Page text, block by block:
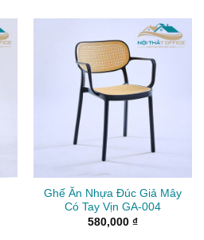
Ghế Ăn Nhựa Đúc Giả Mây
Có Tay Vịn GA-004
580,000 ₫